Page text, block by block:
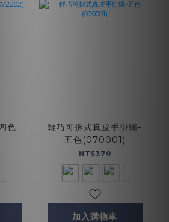
色
輕巧可拆式真皮手掛繩-
五色(070001)
NT$370
加入購物車